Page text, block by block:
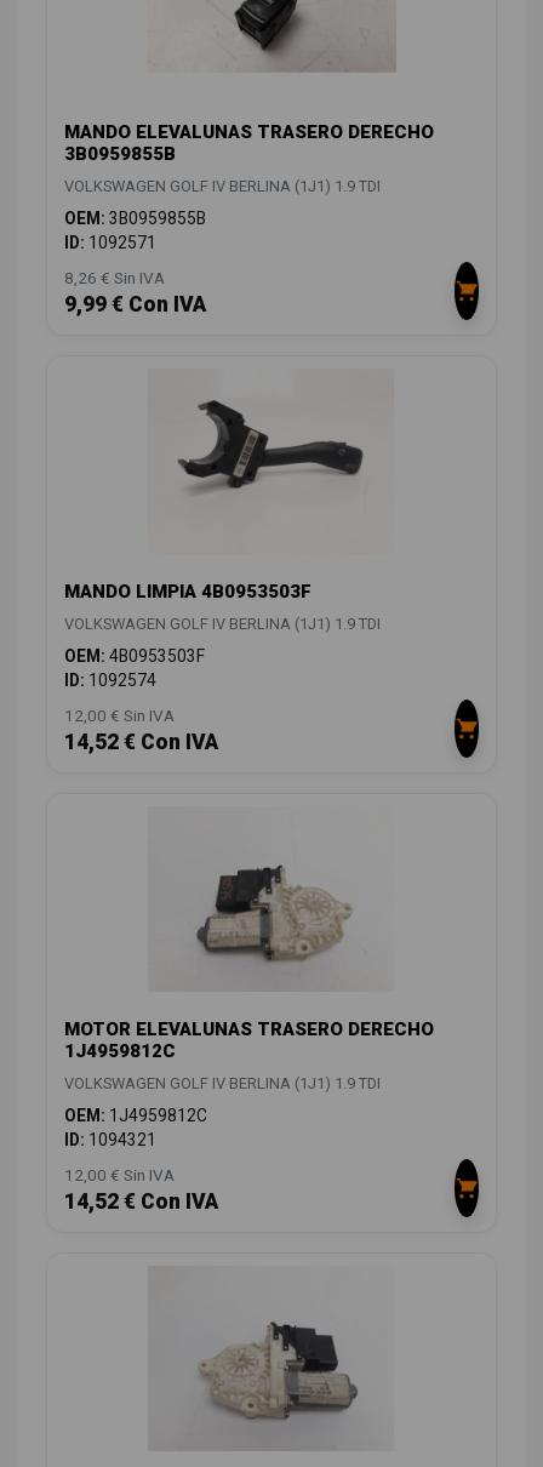
MANDO ELEVALUNAS TRASERO DERECHO
3B0959855B
VOLKSWAGEN GOLF IV BERLINA (1J1) 1.9 TDI
OEM: 3B0959855B
ID: 1092571
8,26 € Sin IVA
9,99 € Con IVA
MANDO LIMPIA 4B0953503F
VOLKSWAGEN GOLF IV BERLINA (1J1) 1.9 TDI
OEM: 4B0953503F
ID: 1092574
12,00 € Sin IVA
14,52 € Con IVA
MOTOR ELEVALUNAS TRASERO DERECHO
1J4959812C
VOLKSWAGEN GOLF IV BERLINA (1J1) 1.9 TDI
OEM: 1J4959812C
ID: 1094321
12,00 € Sin IVA
14,52 € Con IVA